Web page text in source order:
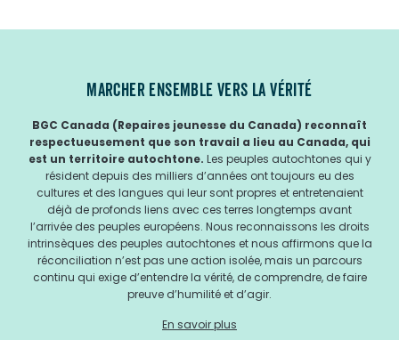
MARCHER ENSEMBLE VERS LA VÉRITÉ
BGC Canada (Repaires jeunesse du Canada) reconnaît
respectueusement que son travail a lieu au Canada, qui
est un territoire autochtone. Les peuples autochtones qui y
résident depuis des milliers d’années ont toujours eu des
cultures et des langues qui leur sont propres et entretenaient
déjà de profonds liens avec ces terres longtemps avant
l’arrivée des peuples européens. Nous reconnaissons les droits
intrinsèques des peuples autochtones et nous affirmons que la
réconciliation n’est pas une action isolée, mais un parcours
continu qui exige d’entendre la vérité, de comprendre, de faire
preuve d’humilité et d’agir.
En savoir plus